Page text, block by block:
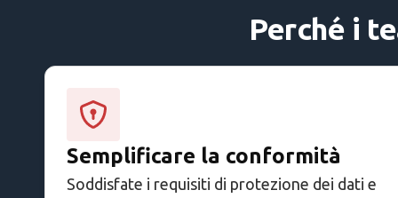
Perché i
Semplificare la conformità
Soddisfate i requisiti di protezione dei dati e